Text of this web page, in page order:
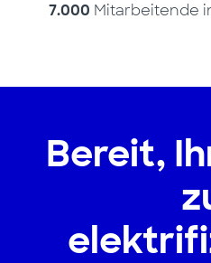
7.000 Mitarbeitende
Bereit,